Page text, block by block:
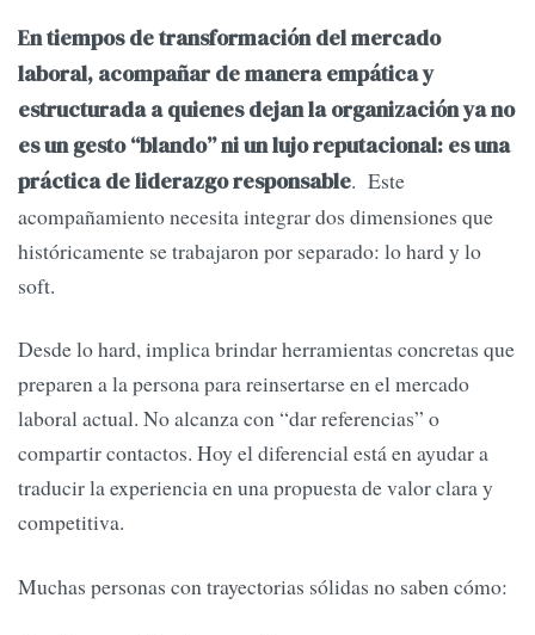
En tiempos de transformación del mercado
laboral, acompañar de manera empática y
estructurada a quienes dejan la organización ya no
es un gesto “blando” ni un lujo reputacional: es una
práctica de liderazgo responsable. Este
acompañamiento necesita integrar dos dimensiones que
históricamente se trabajaron por separado: lo hard y lo
soft.
Desde lo hard, implica brindar herramientas concretas que
preparen a la persona para reinsertarse en el mercado
laboral actual. No alcanza con “dar referencias” o
compartir contactos. Hoy el diferencial está en ayudar a
traducir la experiencia en una propuesta de valor clara y
competitiva.
Muchas personas con trayectorias sólidas no saben cómo: